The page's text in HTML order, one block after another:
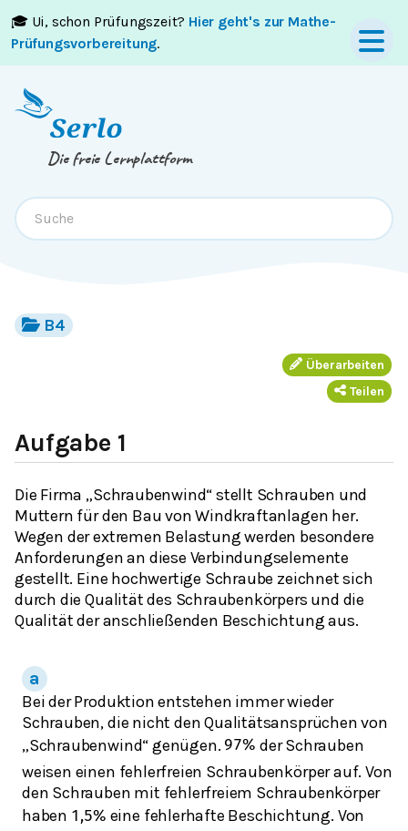
🎓 Ui, schon Prüfungszeit? Hier geht's zur Mathe-
Prüfungsvorbereitung.
Springe zumInhaltoderFooter
Die freie Lernplattform
B4
Überarbeiten
Teilen
Aufgabe 1
Die Firma „Schraubenwind“ stellt Schrauben und
Muttern für den Bau von Windkraftanlagen her.
Wegen der extremen Belastung werden besondere
Anforderungen an diese Verbindungselemente
gestellt. Eine hochwertige Schraube zeichnet sich
durch die Qualität des Schraubenkörpers und die
Qualität der anschließenden Beschichtung aus.
Bei der Produktion entstehen immer wieder
Schrauben, die nicht den Qualitätsansprüchen von
„Schraubenwind“ genügen. 97% der Schrauben
weisen einen fehlerfreien Schraubenkörper auf. Von
den Schrauben mit fehlerfreiem Schraubenkörper
haben 1,5% eine fehlerhafte Beschichtung. Von